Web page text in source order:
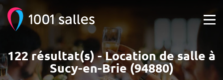
122 résultat(s) - Location de salle à
Sucy-en-Brie (94880)